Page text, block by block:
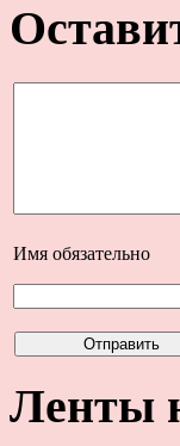
Имя обязательно
Ленты